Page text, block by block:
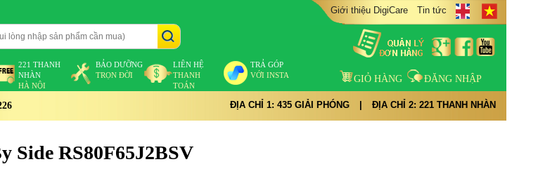
221 THANH
NHÀN
HÀ NỘI
BẢO DƯỠNG
TRỌN ĐỜI
LIÊN HỆ
THANH
TOÁN
TRẢ GÓP
VỚI INSTA
Giới thiệu DigiCare Tin tức
GIỎ HÀNG ĐĂNG NHẬP
ĐỊA CHỈ 1: 435 GIẢI PHÓNG ĐỊA CHỈ 2: 221 THANH NHÀN
Side RS80F65J2BSV